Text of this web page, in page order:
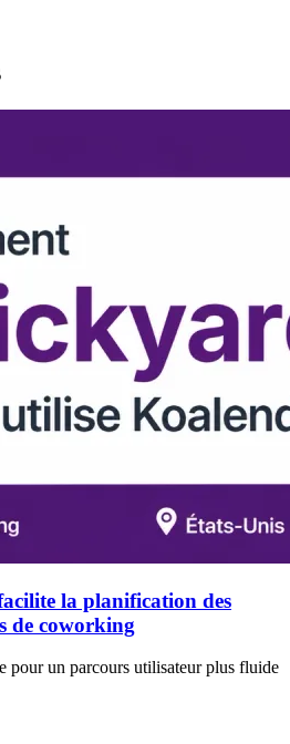
la planification des
de coworking
pour un parcours utilisateur plus fluide